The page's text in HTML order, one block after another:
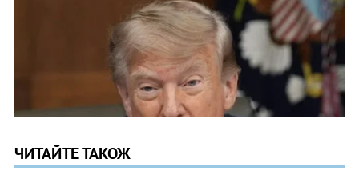
ЧИТАЙТЕ ТАКОЖ